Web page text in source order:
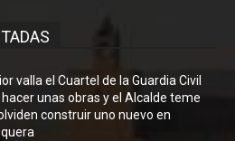
valla el Cuartel de la Guardia Civil
unas obras y el Alcalde teme
construir uno nuevo en